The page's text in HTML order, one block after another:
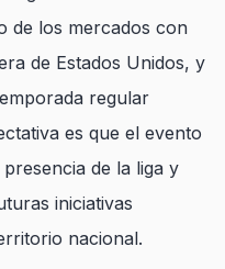
de los mercados con
de Estados Unidos, y
regular
es que el evento
de la liga y
iniciativas
nacional.